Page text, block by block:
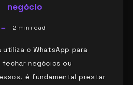
negócio
2 min read
utiliza o WhatsApp para
negócios ou
é fundamental prestar